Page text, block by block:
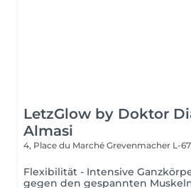
LetzGlow by Doktor
Almasi
4, Place du Marché Grevenmacher L-
Flexibilität - Intensive
gegen den gespannten